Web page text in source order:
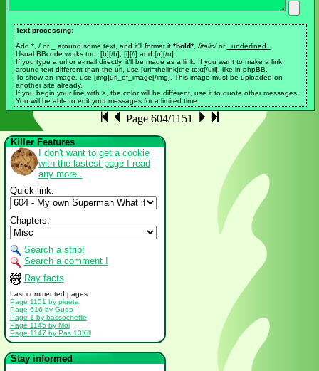
Text processing:
Add *, / or _ around some text, and it'll format it *bold*, /italic/or _underlined_
Usual BBcode works too: [b][/b], [i][/i] and [u][/u].
If you type a url or e-mail directly, it'll be made as a link. If you want to make a link
around text different than the url, use [url=thelink]the text[/url], like in phpBB.
To show an image, use [img]url_of_image[/img]. This image must be uploaded on
another site already.
If you begin your line with >, the color will be different, use it to quote other messages.
You will be able to edit your messages for a limited time.
Page 604/1151
Killer Features
I don't want to get a cookie
with the lastest page I read
any more..
Quick link:
Chapters:
Search a strip!
Search a comment !
Ray facts
Last commented pages:
Page 1151 by pigeta
Page 616 by Guep
Page 1 by bassochette
Page 1145 by Moi
Page 1147 by Pas 13Kill
Stay informed